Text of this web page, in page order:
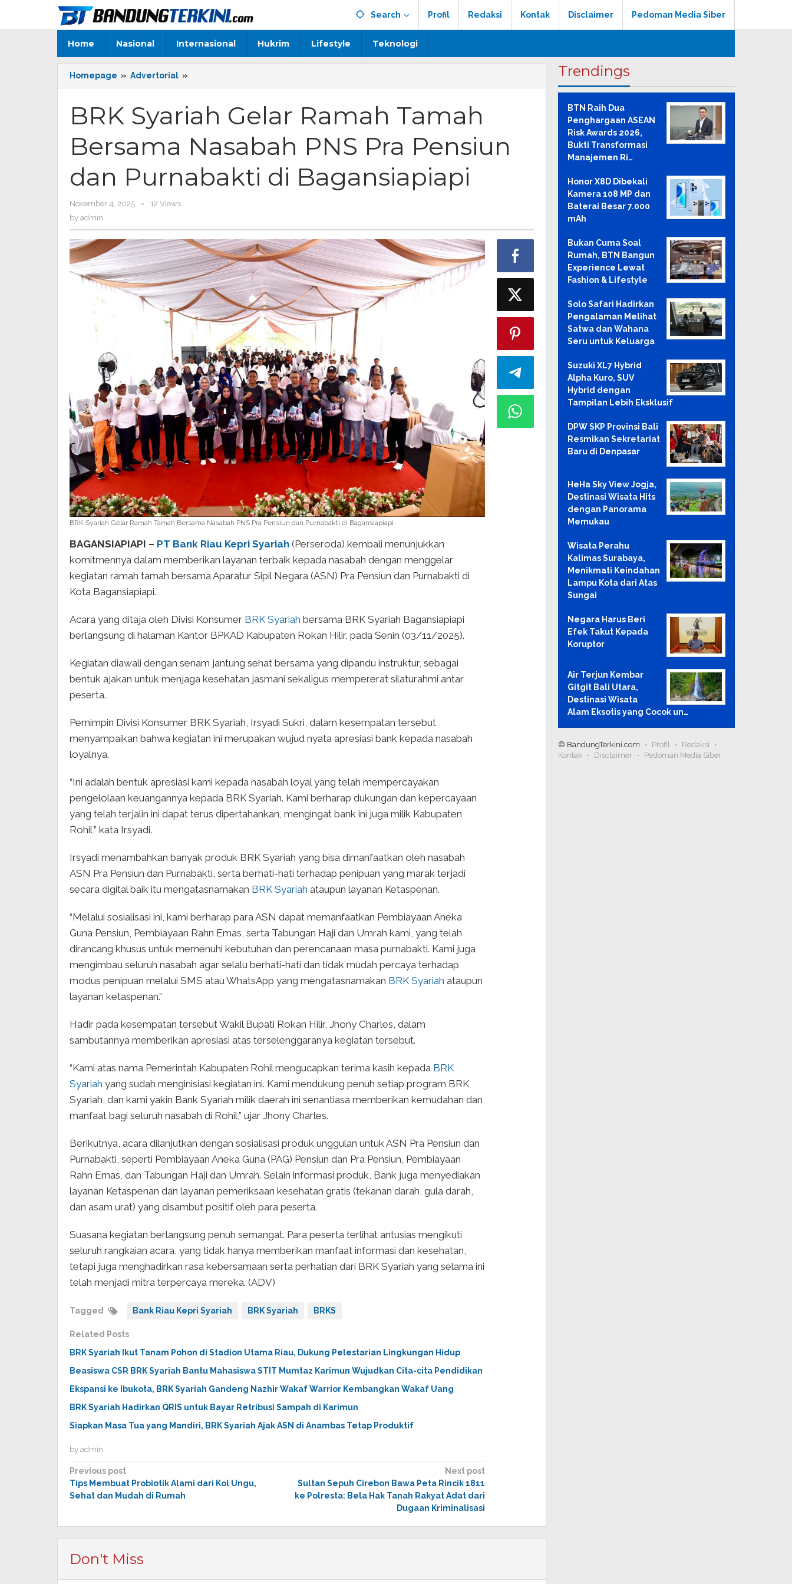
content
Search Profil Redaksi Kontak Disclaimer Pedoman Media Siber
Home Nasional Internasional Hukrim Lifestyle Teknologi
Homepage » Advertorial »
Syariah
Ramah
Tamah
Bersama
Nasabah
Pra
Pensiun
BRK Syariah Gelar Ramah Tamah
Bersama Nasabah PNS Pra Pensiun
dan Purnabakti di Bagansiapiapi
November 4, 2025
by
-
12 Views
by admin
BRK Syariah Gelar Ramah Tamah Bersama Nasabah PNS Pra Pensiun dan Purnabakti di Bagansiapiapi
BAGANSIAPIAPI – PT Bank Riau Kepri Syariah (Perseroda) kembali menunjukkan
komitmennya dalam memberikan layanan terbaik kepada nasabah dengan menggelar
kegiatan ramah tamah bersama Aparatur Sipil Negara (ASN) Pra Pensiun dan Purnabakti di
Kota Bagansiapiapi.
Acara yang ditaja oleh Divisi Konsumer BRK Syariah bersama BRK Syariah Bagansiapiapi
berlangsung di halaman Kantor BPKAD Kabupaten Rokan Hilir, pada Senin (03/11/2025).
Kegiatan diawali dengan senam jantung sehat bersama yang dipandu instruktur, sebagai
bentuk ajakan untuk menjaga kesehatan jasmani sekaligus mempererat silaturahmi antar
peserta.
Pemimpin Divisi Konsumer BRK Syariah, Irsyadi Sukri, dalam kesempatan tersebut
menyampaikan bahwa kegiatan ini merupakan wujud nyata apresiasi bank kepada nasabah
loyalnya.
“Ini adalah bentuk apresiasi kami kepada nasabah loyal yang telah mempercayakan
pengelolaan keuangannya kepada BRK Syariah. Kami berharap dukungan dan kepercayaan
yang telah terjalin ini dapat terus dipertahankan, mengingat bank ini juga milik Kabupaten
Rohil,” kata Irsyadi.
Irsyadi menambahkan banyak produk BRK Syariah yang bisa dimanfaatkan oleh nasabah
ASN Pra Pensiun dan Purnabakti, serta berhati-hati terhadap penipuan yang marak terjadi
secara digital baik itu mengatasnamakan BRK Syariah ataupun layanan Ketaspenan.
“Melalui sosialisasi ini, kami berharap para ASN dapat memanfaatkan Pembiayaan Aneka
Guna Pensiun, Pembiayaan Rahn Emas, serta Tabungan Haji dan Umrah kami, yang telah
dirancang khusus untuk memenuhi kebutuhan dan perencanaan masa purnabakti. Kami juga
mengimbau seluruh nasabah agar selalu berhati-hati dan tidak mudah percaya terhadap
modus penipuan melalui SMS atau WhatsApp yang mengatasnamakan BRK Syariah ataupun
layanan ketaspenan.”
Hadir pada kesempatan tersebut Wakil Bupati Rokan Hilir, Jhony Charles, dalam
sambutannya memberikan apresiasi atas terselenggaranya kegiatan tersebut.
“Kami atas nama Pemerintah Kabupaten Rohil mengucapkan terima kasih kepada BRK
Syariah yang sudah menginisiasi kegiatan ini. Kami mendukung penuh setiap program BRK
Syariah, dan kami yakin Bank Syariah milik daerah ini senantiasa memberikan kemudahan dan
manfaat bagi seluruh nasabah di Rohil,” ujar Jhony Charles.
Berikutnya, acara dilanjutkan dengan sosialisasi produk unggulan untuk ASN Pra Pensiun dan
Purnabakti, seperti Pembiayaan Aneka Guna (PAG) Pensiun dan Pra Pensiun, Pembiayaan
Rahn Emas, dan Tabungan Haji dan Umrah. Selain informasi produk, Bank juga menyediakan
layanan Ketaspenan dan layanan pemeriksaan kesehatan gratis (tekanan darah, gula darah,
dan asam urat) yang disambut positif oleh para peserta.
Suasana kegiatan berlangsung penuh semangat. Para peserta terlihat antusias mengikuti
seluruh rangkaian acara, yang tidak hanya memberikan manfaat informasi dan kesehatan,
tetapi juga menghadirkan rasa kebersamaan serta perhatian dari BRK Syariah yang selama ini
telah menjadi mitra terpercaya mereka. (ADV)
Tagged Bank Riau Kepri Syariah BRK Syariah BRKS
Related Posts
BRK Syariah Ikut Tanam Pohon di Stadion Utama Riau, Dukung Pelestarian Lingkungan Hidup
Beasiswa CSR BRK Syariah Bantu Mahasiswa STIT Mumtaz Karimun Wujudkan Cita-cita Pendidikan
Ekspansi ke Ibukota, BRK Syariah Gandeng Nazhir Wakaf Warrior Kembangkan Wakaf Uang
BRK Syariah Hadirkan QRIS untuk Bayar Retribusi Sampah di Karimun
Siapkan Masa Tua yang Mandiri, BRK Syariah Ajak ASN di Anambas Tetap Produktif
by admin
Post
navigation
Previous post
Tips Membuat Probiotik Alami dari Kol Ungu,
Sehat dan Mudah di Rumah
Next post
Sultan Sepuh Cirebon Bawa Peta Rincik 1811
ke Polresta: Bela Hak Tanah Rakyat Adat dari
Dugaan Kriminalisasi
Don't Miss
Trendings
BTN Raih Dua
Penghargaan ASEAN
Risk Awards 2026,
Bukti Transformasi
Manajemen Ri…
Honor X8D Dibekali
Kamera 108 MP dan
Baterai Besar 7.000
mAh
Bukan Cuma Soal
Rumah, BTN Bangun
Experience Lewat
Fashion & Lifestyle
Solo Safari Hadirkan
Pengalaman Melihat
Satwa dan Wahana
Seru untuk Keluarga
Suzuki XL7 Hybrid
Alpha Kuro, SUV
Hybrid dengan
Tampilan Lebih Eksklusif
DPW SKP Provinsi Bali
Resmikan Sekretariat
Baru di Denpasar
HeHa Sky View Jogja,
Destinasi Wisata Hits
dengan Panorama
Memukau
Wisata Perahu
Kalimas Surabaya,
Menikmati Keindahan
Lampu Kota dari Atas
Sungai
Negara Harus Beri
Efek Takut Kepada
Koruptor
Air Terjun Kembar
Gitgit Bali Utara,
Destinasi Wisata
Alam Eksotis yang Cocok un…
© BandungTerkini.com Profil
Redaksi
Kontak
Disclaimer Pedoman Media Siber